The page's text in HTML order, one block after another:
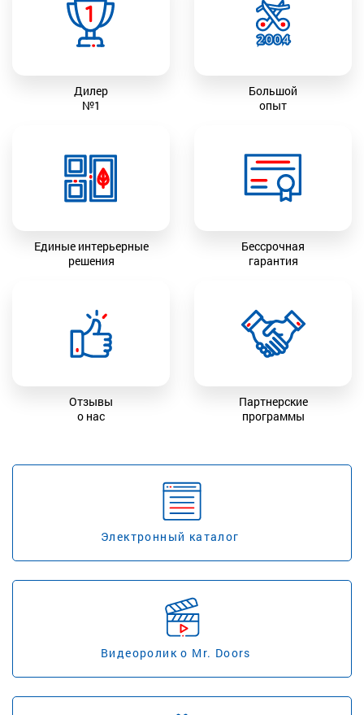
Дилер
№1
Большой
опыт
Единые интерьерные
решения
Бессрочная
гарантия
Отзывы
о нас
Партнерские
программы
Электронный каталог
Видеоролик о Mr. Doors